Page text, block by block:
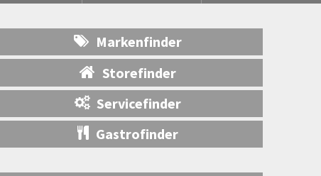
Markenfinder
Storefinder
Servicefinder
Gastrofinder